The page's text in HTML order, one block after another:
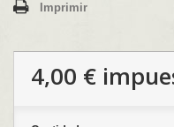
Imprimir
4,00 €